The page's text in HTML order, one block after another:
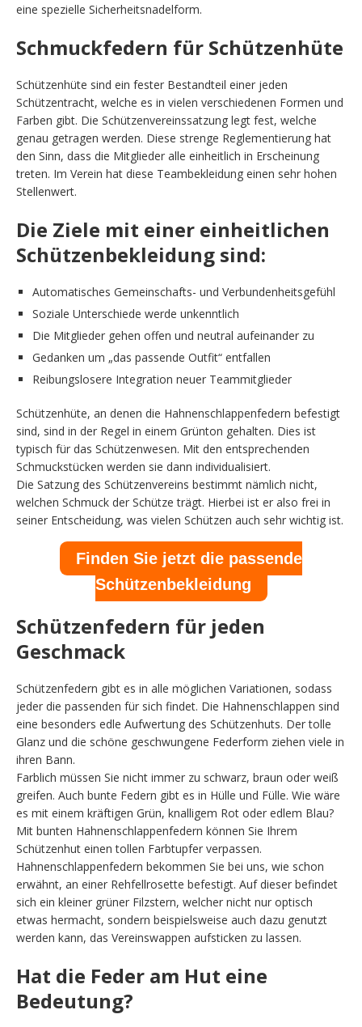
eine spezielle Sicherheitsnadelform.
Schmuckfedern für Schützenhüte
Schützenhüte sind ein fester Bestandteil einer jeden
Schützentracht, welche es in vielen verschiedenen Formen und
Farben gibt. Die Schützenvereinssatzung legt fest, welche
genau getragen werden. Diese strenge Reglementierung hat
den Sinn, dass die Mitglieder alle einheitlich in Erscheinung
treten. Im Verein hat diese Teambekleidung einen sehr hohen
Stellenwert.
Die Ziele mit einer einheitlichen
Schützenbekleidung sind:
Automatisches Gemeinschafts- und Verbundenheitsgefühl
Soziale Unterschiede werde unkenntlich
Die Mitglieder gehen offen und neutral aufeinander zu
Gedanken um „das passende Outfit“ entfallen
Reibungslosere Integration neuer Teammitglieder
Schützenhüte, an denen die Hahnenschlappenfedern befestigt
sind, sind in der Regel in einem Grünton gehalten. Dies ist
typisch für das Schützenwesen. Mit den entsprechenden
Schmuckstücken werden sie dann individualisiert.
Die Satzung des Schützenvereins bestimmt nämlich nicht,
welchen Schmuck der Schütze trägt. Hierbei ist er also frei in
seiner Entscheidung, was vielen Schützen auch sehr wichtig ist.
Finden Sie jetzt die passende
Schützenbekleidung
Schützenfedern für jeden
Geschmack
Schützenfedern gibt es in alle möglichen Variationen, sodass
jeder die passenden für sich findet. Die Hahnenschlappen sind
eine besonders edle Aufwertung des Schützenhuts. Der tolle
Glanz und die schöne geschwungene Federform ziehen viele in
ihren Bann.
Farblich müssen Sie nicht immer zu schwarz, braun oder weiß
greifen. Auch bunte Federn gibt es in Hülle und Fülle. Wie wäre
es mit einem kräftigen Grün, knalligem Rot oder edlem Blau?
Mit bunten Hahnenschlappenfedern können Sie Ihrem
Schützenhut einen tollen Farbtupfer verpassen.
Hahnenschlappenfedern bekommen Sie bei uns, wie schon
erwähnt, an einer Rehfellrosette befestigt. Auf dieser befindet
sich ein kleiner grüner Filzstern, welcher nicht nur optisch
etwas hermacht, sondern beispielsweise auch dazu genutzt
werden kann, das Vereinswappen aufsticken zu lassen.
Hat die Feder am Hut eine
Bedeutung?